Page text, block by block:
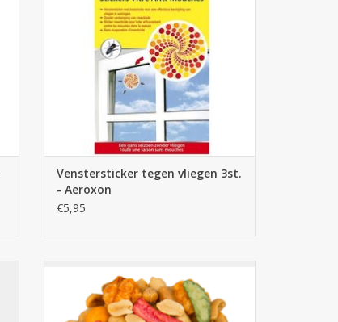
Venstersticker tegen vliegen 3st.
- Aeroxon
€5,95
TOEVOEGEN AAN WINKELWAGEN